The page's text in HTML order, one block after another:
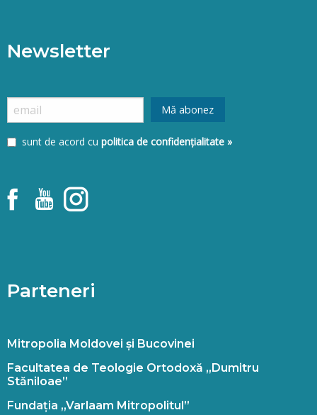
Newsletter
sunt de acord cu politica de confidențialitate »
Parteneri
Mitropolia Moldovei și Bucovinei
Facultatea de Teologie Ortodoxă „Dumitru
Stăniloae”
Fundația „Varlaam Mitropolitul”